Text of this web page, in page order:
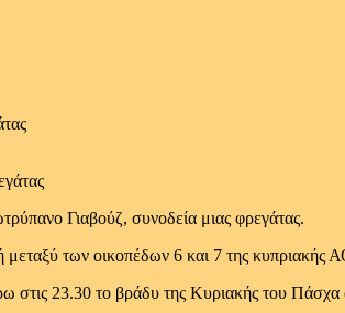
Γιαβούζ, συνοδεία μιας φρεγάτας.
των οικοπέδων 6 και 7 της κυπριακής
23.30 το βράδυ της Κυριακής του